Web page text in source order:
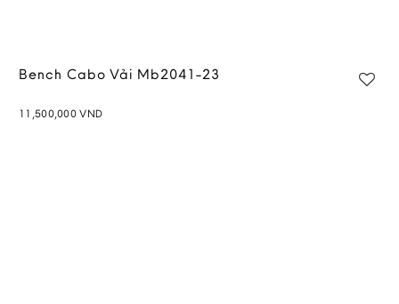
Bench Cabo Vải Mb2041-23
11,500,000VND